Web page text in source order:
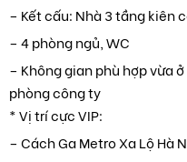
– Kết cấu: Nhà 3 tầng kiên
– 4 phòng ngủ, WC
– Không gian phù hợp vừa
phòng công ty
* Vị trí cực VIP:
– Cách Ga Metro Xa Lộ Hà